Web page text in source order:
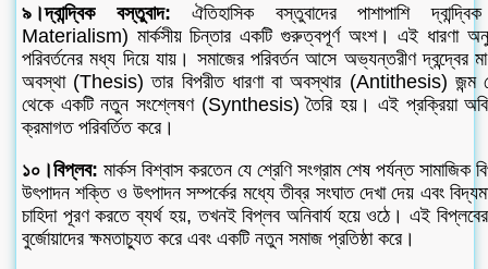
৯।দ্বান্দ্বিক বস্তুবাদ: ঐতিহাসিক বস্তুবাদের পাশাপাশি
Materialism) মার্কসীয় চিন্তার একটি গুরুত্বপূর্ণ অংশ। এই ধারণা
পরিবর্তনের মধ্য দিয়ে যায়। সমাজের পরিবর্তন আসে অভ্যন্তরীণ দ্বন্দ্বের
অবস্থা (Thesis) তার বিপরীত ধারণা বা অবস্থার (Antithesis) জন্ম
থেকে একটি নতুন সংশ্লেষণ (Synthesis) তৈরি হয়। এই প্রক্রিয়া
ক্রমাগত পরিবর্তিত করে।
১০।বিপ্লব: মার্কস বিশ্বাস করতেন যে শ্রেণি সংগ্রাম শেষ পর্যন্ত সামাজিক
উৎপাদন শক্তি ও উৎপাদন সম্পর্কের মধ্যে তীব্র সংঘাত দেখা দেয় এবং
চাহিদা পূরণ করতে ব্যর্থ হয়, তখনই বিপ্লব অনিবার্য হয়ে ওঠে। এই বিপ্লবের
বুর্জোয়াদের ক্ষমতাচ্যুত করে এবং একটি নতুন সমাজ প্রতিষ্ঠা করে।